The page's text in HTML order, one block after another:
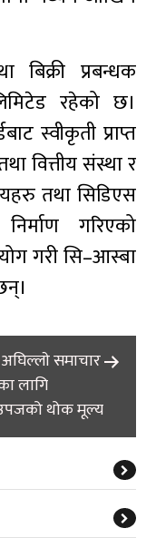
बिक्री प्रबन्धक
रहेको छ।
स्वीकृती प्राप्त
वित्तीय संस्था र
तथा सिडिएस
गरिएको
गरी सि–आस्बा
अघिल्लाे समाचार
लागि
थोक मूल्य